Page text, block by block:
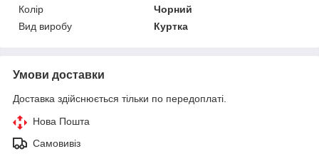
Колір
Чорний
Вид виробу
Куртка
Умови доставки
Доставка здійснюється тільки по передоплаті.
Нова Пошта
Самовивіз